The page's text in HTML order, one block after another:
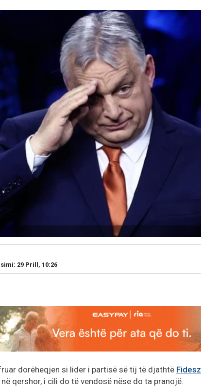
29 Prill, 10:26
dorëheqjen si lider i partisë së tij të djathtë Fidesz
qershor, i cili do të vendosë nëse do ta pranojë.